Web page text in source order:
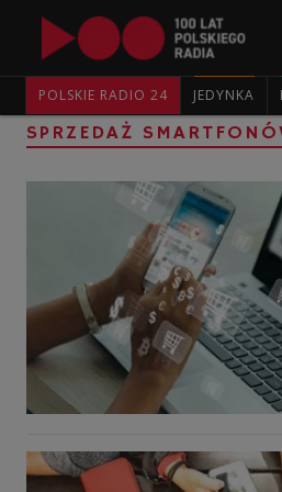
POLSKIE RADIO 24 JEDYNKA
SPRZEDAŻ